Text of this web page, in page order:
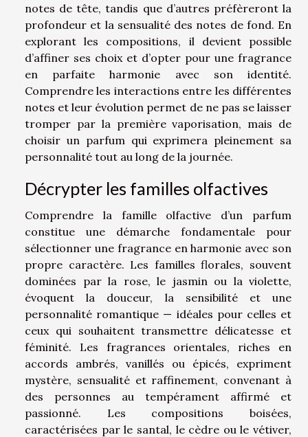
notes de tête, tandis que d’autres préfèreront la
profondeur et la sensualité des notes de fond. En
explorant les compositions, il devient possible
d’affiner ses choix et d’opter pour une fragrance
en parfaite harmonie avec son identité.
Comprendre les interactions entre les différentes
notes et leur évolution permet de ne pas se laisser
tromper par la première vaporisation, mais de
choisir un parfum qui exprimera pleinement sa
personnalité tout au long de la journée.
Décrypter les familles olfactives
Comprendre la famille olfactive d’un parfum
constitue une démarche fondamentale pour
sélectionner une fragrance en harmonie avec son
propre caractère. Les familles florales, souvent
dominées par la rose, le jasmin ou la violette,
évoquent la douceur, la sensibilité et une
personnalité romantique — idéales pour celles et
ceux qui souhaitent transmettre délicatesse et
féminité. Les fragrances orientales, riches en
accords ambrés, vanillés ou épicés, expriment
mystère, sensualité et raffinement, convenant à
des personnes au tempérament affirmé et
passionné. Les compositions boisées,
caractérisées par le santal, le cèdre ou le vétiver,